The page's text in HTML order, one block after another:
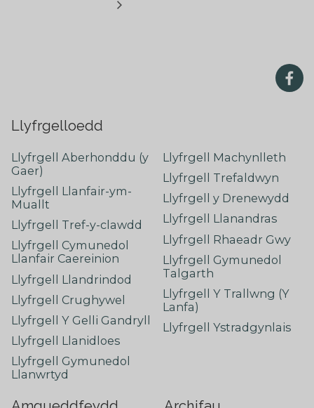
Llyfrgelloedd
Llyfrgell Aberhonddu (y
Gaer)
Llyfrgell Llanfair-ym-
Muallt
Llyfrgell Tref-y-clawdd
Llyfrgell Cymunedol
Llanfair Caereinion
Llyfrgell Llandrindod
Llyfrgell Crughywel
Llyfrgell Y Gelli Gandryll
Llyfrgell Llanidloes
Llyfrgell Gymunedol
Llanwrtyd
Llyfrgell Machynlleth
Llyfrgell Trefaldwyn
Llyfrgell y Drenewydd
Llyfrgell Llanandras
Llyfrgell Rhaeadr Gwy
Llyfrgell Gymunedol
Talgarth
Llyfrgell Y Trallwng (Y
Lanfa)
Llyfrgell Ystradgynlais